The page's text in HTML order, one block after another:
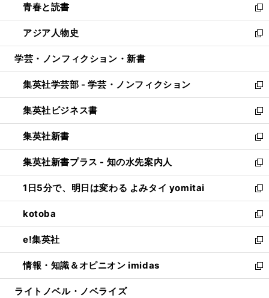
で
開
く
ド
ウ
で
開
ィ
ン
ド
ウ
開
く
い
ウ
ィ
ン
ウ
で
開
く
青春と読書
新
し
い
ウ
ン
ド
ウ
で
開
く
アジア人物史
新
し
ウ
ィ
ン
ド
ウ
で
開
く
学芸・ノンフィクション・新書
集英社学芸部 - 学芸・ノンフィクション
新
し
い
ウ
ィ
ン
ド
ウ
で
開
く
集英社ビジネス書
新
し
い
ウ
ィ
ン
ド
ウ
で
開
く
集英社新書
新
し
い
ウ
ィ
ン
ド
ウ
で
開
く
集英社新書プラス - 知の水先案内人
新
し
い
ウ
ィ
ン
ド
ウ
で
開
1日5分で、明日は変わる よみタイ yomitai
新
し
い
ウ
ィ
ン
ド
ウ
kotoba
新
し
い
ウ
ィ
ン
e!集英社
新
し
い
ウ
情報・知識＆オピニオン imidas
新
し
ライトノベル・ノベライズ